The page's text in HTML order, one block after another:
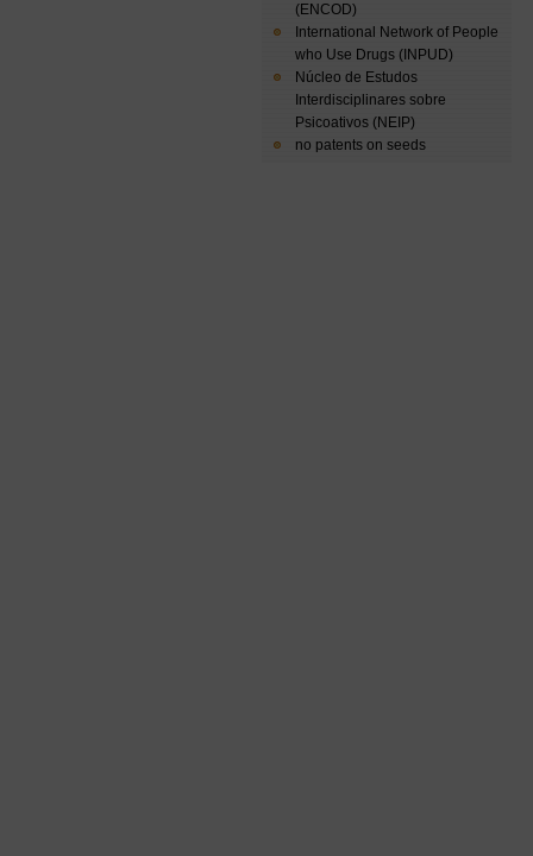
(ENCOD)
International Network of People
who Use Drugs (INPUD)
Núcleo de Estudos
Interdisciplinares sobre
Psicoativos (NEIP)
no patents on seeds